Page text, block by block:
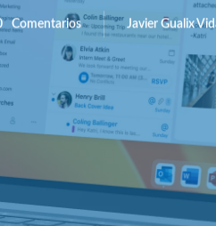
Comentarios Javier Gualix